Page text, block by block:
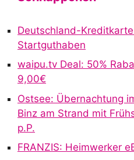
n
t
Deutschland-
Startguthaben
waipu.tv Deal: 50%
9,00€
Ostsee: Übernachtung
Binz am Strand mit
p.P.
FRANZIS: Heimwerker